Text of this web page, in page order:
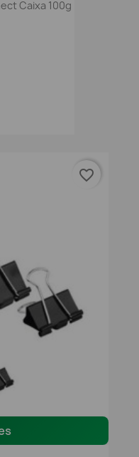
Caixa 100g
favorite_border